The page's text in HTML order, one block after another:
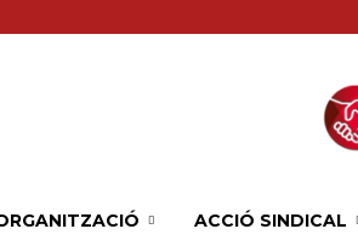
ACCIÓ SINDICAL